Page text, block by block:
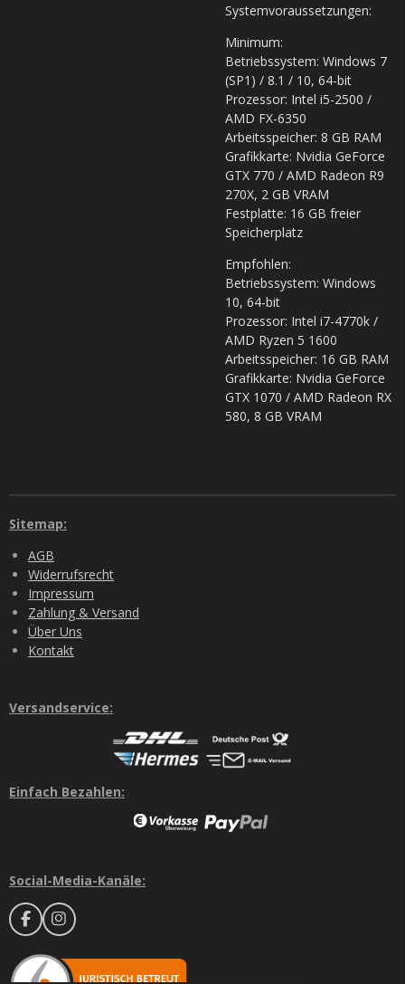
Systemvoraussetzungen:
Minimum:
Betriebssystem: Windows 7
(SP1) / 8.1 / 10, 64-bit
Prozessor: Intel i5-2500 /
AMD FX-6350
Arbeitsspeicher: 8 GB RAM
Grafikkarte: Nvidia GeForce
GTX 770 / AMD Radeon R9
270X, 2 GB VRAM
Festplatte: 16 GB freier
Speicherplatz
Empfohlen:
Betriebssystem: Windows
10, 64-bit
Prozessor: Intel i7-4770k /
AMD Ryzen 5 1600
Arbeitsspeicher: 16 GB RAM
Grafikkarte: Nvidia GeForce
GTX 1070 / AMD Radeon RX
580, 8 GB VRAM
Sitemap:
AGB
Widerrufsrecht
Impressum
Zahlung & Versand
Über Uns
Kontakt
Versandservice:
Einfach Bezahlen:
Social-Media-Kanäle:
F
a
c
e
I
n
t